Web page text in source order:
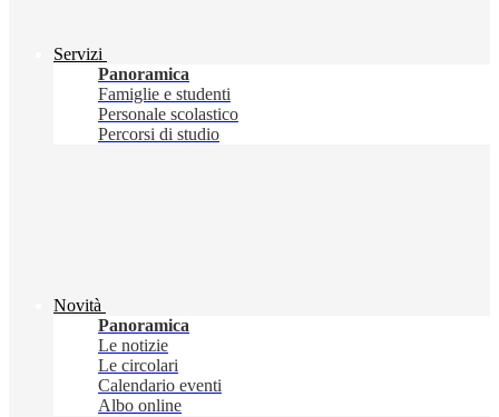
Servizi
Panoramica
Famiglie e studenti
Personale scolastico
Percorsi di studio
Novità
Panoramica
Le notizie
Le circolari
Calendario eventi
Albo online